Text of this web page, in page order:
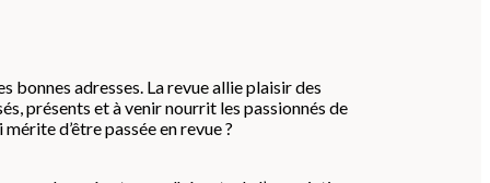
bonnes adresses. La revue allie plaisir des
présents et à venir nourrit les passionnés de
d’être passée en revue ?